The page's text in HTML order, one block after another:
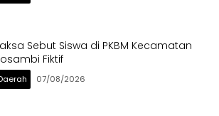
Sebut Siswa di PKBM Kecamatan
Fiktif
07/08/2026